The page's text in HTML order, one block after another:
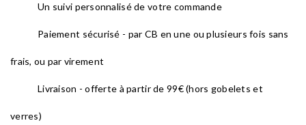
Un suivi personnalisé de votre commande
Paiement sécurisé - par CB en une ou plusieurs fois sans
frais, ou par virement
Livraison - offerte à partir de 99€ (hors gobelets et
verres)